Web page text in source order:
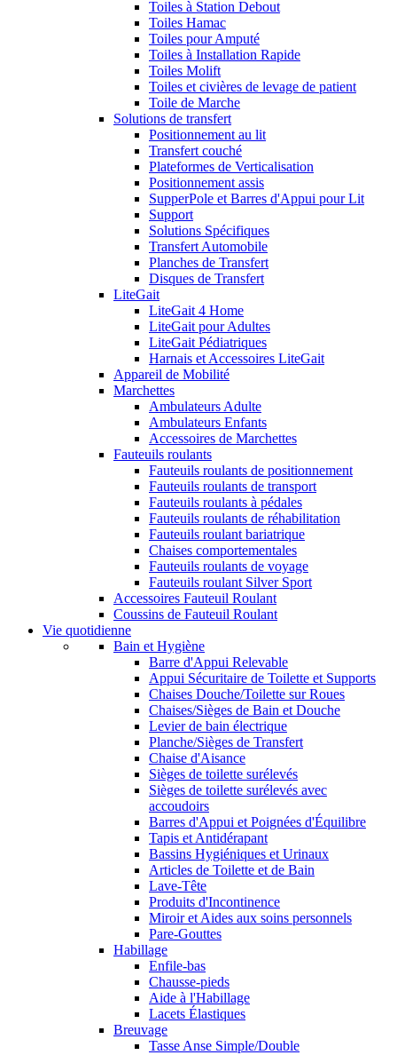
Toiles à Station Debout
Toiles Hamac
Toiles pour Amputé
Toiles à Installation Rapide
Toiles Molift
Toiles et civières de levage de patient
Toile de Marche
Solutions de transfert
Positionnement au lit
Transfert couché
Plateformes de Verticalisation
Positionnement assis
SupperPole et Barres d'Appui pour Lit
Support
Solutions Spécifiques
Transfert Automobile
Planches de Transfert
Disques de Transfert
LiteGait
LiteGait 4 Home
LiteGait pour Adultes
LiteGait Pédiatriques
Harnais et Accessoires LiteGait
Appareil de Mobilité
Marchettes
Ambulateurs Adulte
Ambulateurs Enfants
Accessoires de Marchettes
Fauteuils roulants
Fauteuils roulants de positionnement
Fauteuils roulants de transport
Fauteuils roulants à pédales
Fauteuils roulants de réhabilitation
Fauteuils roulant bariatrique
Chaises comportementales
Fauteuils roulants de voyage
Fauteuils roulant Silver Sport
Accessoires Fauteuil Roulant
Coussins de Fauteuil Roulant
Vie quotidienne
Bain et Hygiène
Barre d'Appui Relevable
Appui Sécuritaire de Toilette et Supports
Chaises Douche/Toilette sur Roues
Chaises/Sièges de Bain et Douche
Levier de bain électrique
Planche/Sièges de Transfert
Chaise d'Aisance
Sièges de toilette surélevés
Sièges de toilette surélevés avec
accoudoirs
Barres d'Appui et Poignées d'Équilibre
Tapis et Antidérapant
Bassins Hygiéniques et Urinaux
Articles de Toilette et de Bain
Lave-Tête
Produits d'Incontinence
Miroir et Aides aux soins personnels
Pare-Gouttes
Habillage
Enfile-bas
Chausse-pieds
Aide à l'Habillage
Lacets Élastiques
Breuvage
Tasse Anse Simple/Double